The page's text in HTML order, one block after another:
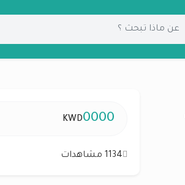
0000
KWD
1134 مشاهدات